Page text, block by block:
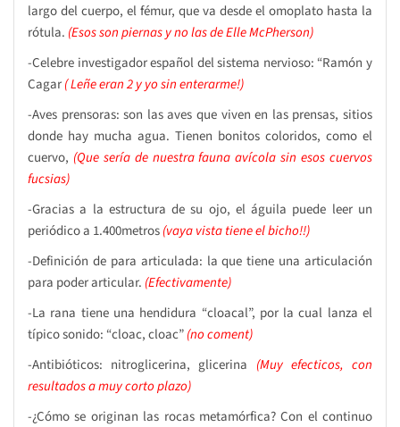
largo del cuerpo, el fémur, que va desde el omoplato hasta la
rótula. (Esos son piernas y no las de Elle McPherson)
-Celebre investigador español del sistema nervioso: “Ramón y
Cagar( Leñe eran 2 y yo sin enterarme!)
-Aves prensoras: son las aves que viven en las prensas, sitios
donde hay mucha agua. Tienen bonitos coloridos, como el
cuervo, (Que sería de nuestra fauna avícola sin esos cuervos
fucsias)
-Gracias a la estructura de su ojo, el águila puede leer un
periódico a 1.400metros(vaya vista tiene el bicho!!)
-Definición de para articulada: la que tiene una articulación
para poder articular. (Efectivamente)
-La rana tiene una hendidura “cloacal”, por la cual lanza el
típico sonido: “cloac, cloac”(no coment)
-Antibióticos: nitroglicerina, glicerina (Muy efecticos, con
resultados a muy corto plazo)
-¿Cómo se originan las rocas metamórfica? Con el continuo